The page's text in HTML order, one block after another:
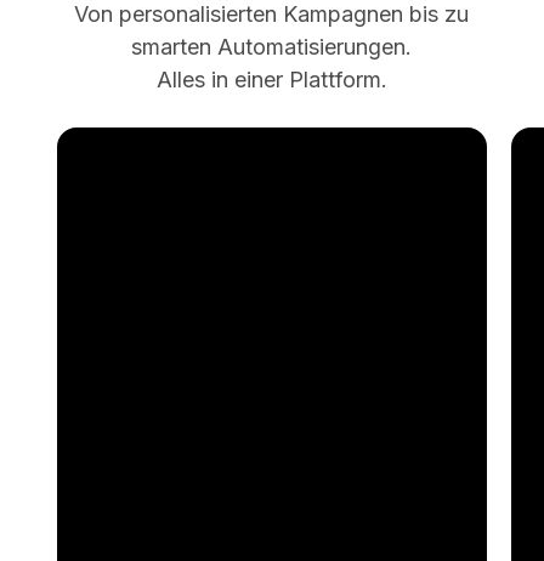
Von personalisierten Kampagnen bis zu
smarten Automatisierungen.
Alles in einer Plattform.